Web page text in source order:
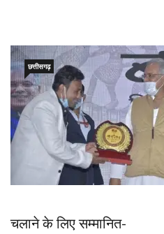
छत्तीसगढ़
चलाने के लिए सम्मानित-